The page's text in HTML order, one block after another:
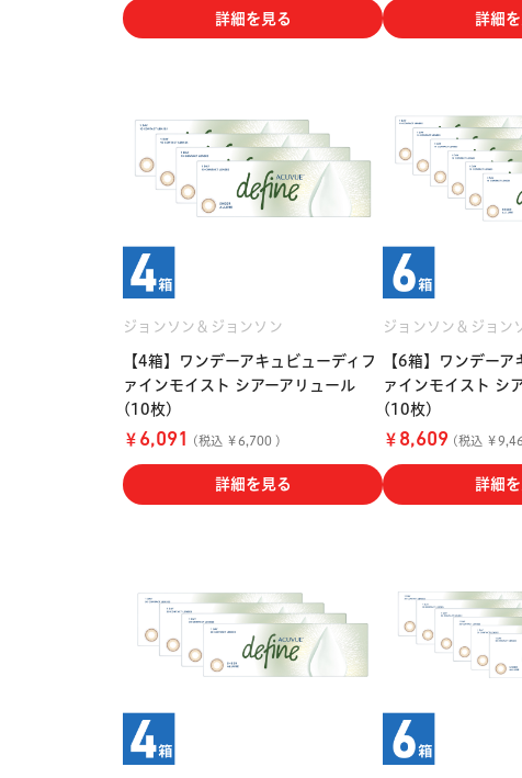
詳細を見る 詳細
ジョンソン＆ジョンソン
【4箱】ワンデーアキュビューディフ
ァインモイスト シアーアリュール
(10枚)
￥ 6,091 (税込 ￥6,700 )
詳細を見る
ジョンソン＆ジョン
【6箱】ワンデー
ァインモイスト シ
(10枚)
￥ 8,609 (税込 ￥
詳細